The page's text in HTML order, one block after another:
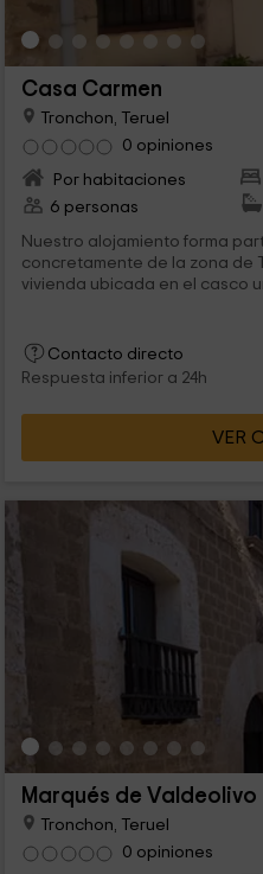
Casa Carmen
Tronchon, Teruel
0 opiniones
Por habitaciones
6 personas
Nuestro alojamiento forma
concretamente de la zona de
vivienda ubicada en el casco
Contacto directo
Respuesta inferior a 24h
VER
Marqués de Valdeolivo
Tronchon, Teruel
0 opiniones